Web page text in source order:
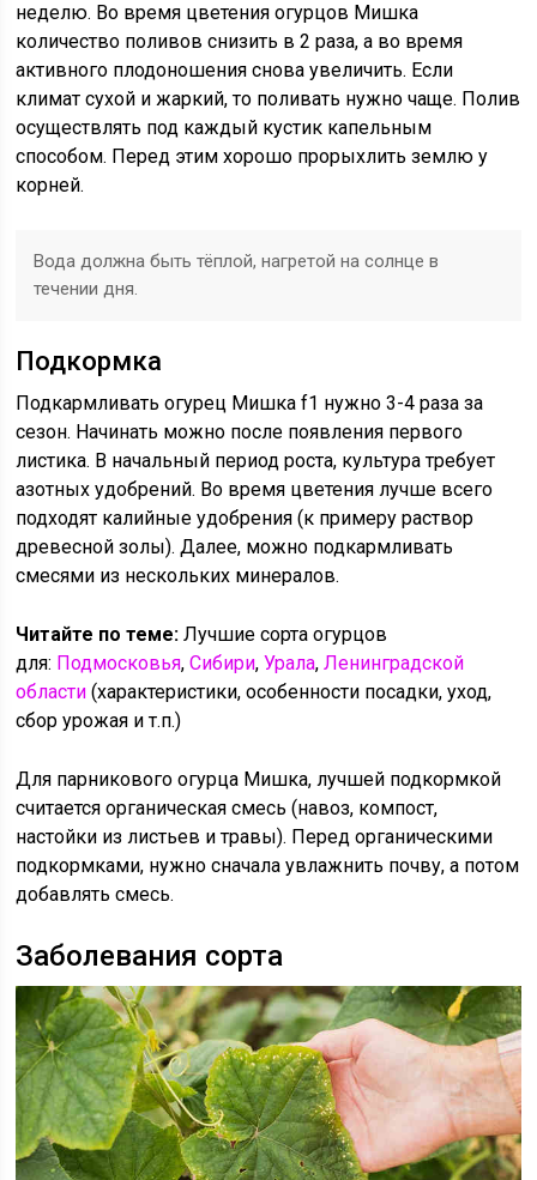
неделю. Во время цветения огурцов Мишка
количество поливов снизить в 2 раза, а во время
активного плодоношения снова увеличить. Если
климат сухой и жаркий, то поливать нужно чаще. Полив
осуществлять под каждый кустик капельным
способом. Перед этим хорошо прорыхлить землю у
корней.
Вода должна быть тёплой, нагретой на солнце в
течении дня.
Подкормка
Подкармливать огурец Мишка f1 нужно 3-4 раза за
сезон. Начинать можно после появления первого
листика. В начальный период роста, культура требует
азотных удобрений. Во время цветения лучше всего
подходят калийные удобрения (к примеру раствор
древесной золы). Далее, можно подкармливать
смесями из нескольких минералов.
Читайте по теме:Лучшие сорта огурцов
для: Подмосковья,Сибири,Урала,Ленинградской
области (характеристики, особенности посадки, уход,
сбор урожая и т.п.)
Для парникового огурца Мишка, лучшей подкормкой
считается органическая смесь (навоз, компост,
настойки из листьев и травы). Перед органическими
подкормками, нужно сначала увлажнить почву, а потом
добавлять смесь.
Заболевания сорта